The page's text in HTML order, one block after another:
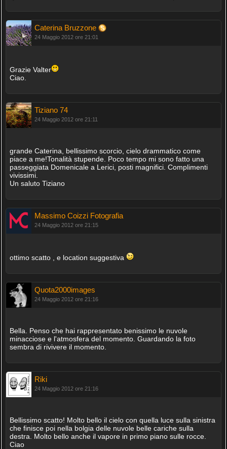
Caterina Bruzzone
24 Maggio 2012 ore 21:01
Grazie Valter
Ciao.
Tiziano 74
24 Maggio 2012 ore 21:11
grande Caterina, bellissimo scorcio, cielo drammatico come
piace a me!Tonalità stupende. Poco tempo mi sono fatto una
passeggiata Domenicale a Lerici, posti magnifici. Complimenti
vivissimi.
Un saluto Tiziano
Massimo Coizzi Fotografia
24 Maggio 2012 ore 21:15
ottimo scatto , e location suggestiva
Quota2000images
24 Maggio 2012 ore 21:16
Bella. Penso che hai rappresentato benissimo le nuvole
minacciose e l'atmosfera del momento. Guardando la foto
sembra di rivivere il momento.
Riki
24 Maggio 2012 ore 21:16
Bellissimo scatto! Molto bello il cielo con quella luce sulla sinistra
che finisce poi nella bolgia delle nuvole belle cariche sulla
destra. Molto bello anche il vapore in primo piano sulle rocce.
Ciao